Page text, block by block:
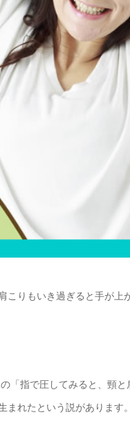
こりもいき過ぎると手が上
「指で圧してみると、頸
れたという説があります。